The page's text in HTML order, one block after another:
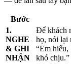
Bước
1.
NGHE
& GHI
NHẬN
Để khách
họ, nói lại
“Em hiểu,
khó chịu.”